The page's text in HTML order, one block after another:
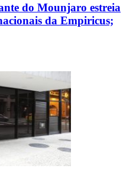
do Mounjaro estreia
da Empiricus;